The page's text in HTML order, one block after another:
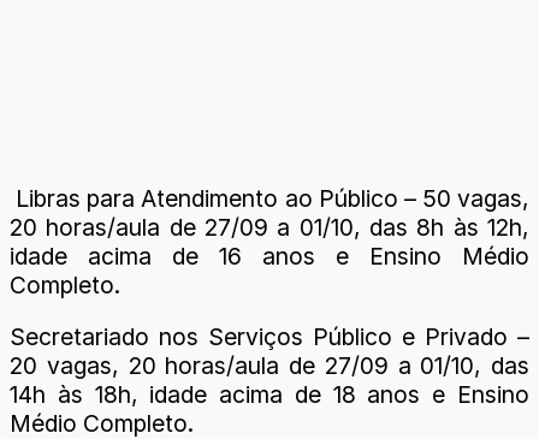
Libras para Atendimento ao Público – 50 vagas,
20 horas/aula de 27/09 a 01/10, das 8h às 12h,
idade acima de 16 anos e Ensino Médio
Completo.
Secretariado nos Serviços Público e Privado –
20 vagas, 20 horas/aula de 27/09 a 01/10, das
14h às 18h, idade acima de 18 anos e Ensino
Médio Completo.